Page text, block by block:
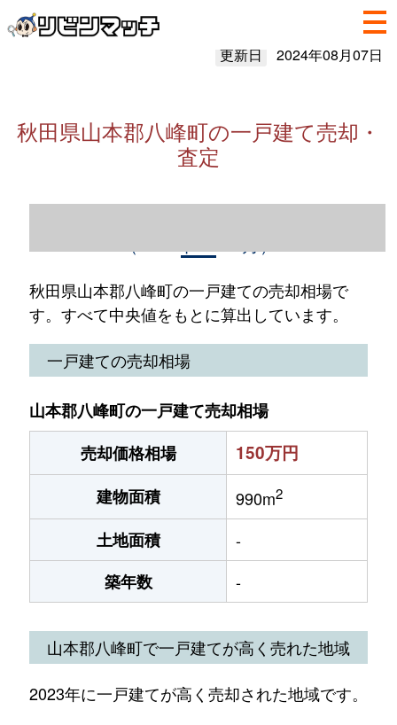
更新日 2024年08月07日
秋田県山本郡八峰町の一戸建て売却・
査定
秋田県山本郡八峰町の一戸建ての売却相場で
す。すべて中央値をもとに算出しています。
一戸建ての売却相場
山本郡八峰町の一戸建て売却相場
売却価格相場
150万円
建物面積 990m2
土地面積
-
築年数
-
山本郡八峰町で一戸建てが高く売れた地域
2023年に一戸建てが高く売却された地域です。